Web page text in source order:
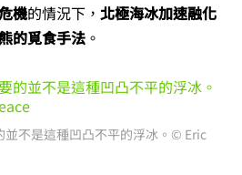
機的情況下， 北極海冰加速融化
的覓食手法 。
並不是這種凹凸不平的浮冰。© Eric